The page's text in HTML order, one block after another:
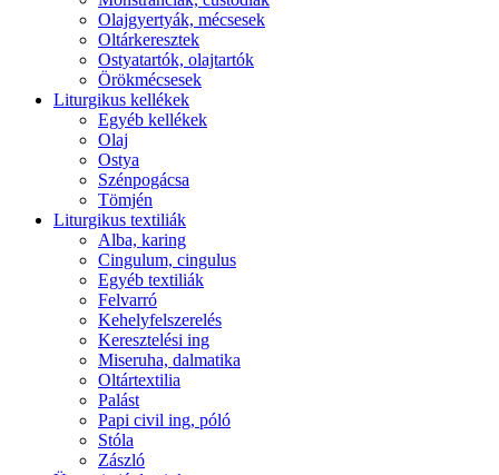
Olajgyertyák, mécsesek
Oltárkeresztek
Ostyatartók, olajtartók
Örökmécsesek
Liturgikus kellékek
Egyéb kellékek
Olaj
Ostya
Szénpogácsa
Tömjén
Liturgikus textiliák
Alba, karing
Cingulum, cingulus
Egyéb textiliák
Felvarró
Kehelyfelszerelés
Keresztelési ing
Miseruha, dalmatika
Oltártextilia
Palást
Papi civil ing, póló
Stóla
Zászló